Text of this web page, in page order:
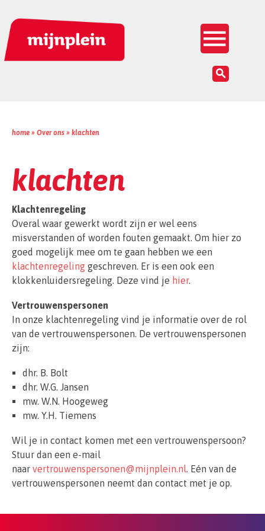


home » Over ons » klachten
klachten
Klachtenregeling
Overal waar gewerkt wordt zijn er wel eens
misverstanden of worden fouten gemaakt. Om hier zo
goed mogelijk mee om te gaan hebben we een
klachtenregeling geschreven. Er is een ook een
klokkenluidersregeling. Deze vind je hier.
Vertrouwenspersonen
In onze klachtenregeling vind je informatie over de rol
van de vertrouwenspersonen. De vertrouwenspersonen
zijn:
dhr. B. Bolt
dhr. W.G. Jansen
mw. W.N. Hoogeweg
mw. Y.H. Tiemens
Wil je in contact komen met een vertrouwenspersoon?
Stuur dan een e-mail
naar vertrouwenspersonen@mijnplein.nl. Eén van de
vertrouwenspersonen neemt dan contact met je op.